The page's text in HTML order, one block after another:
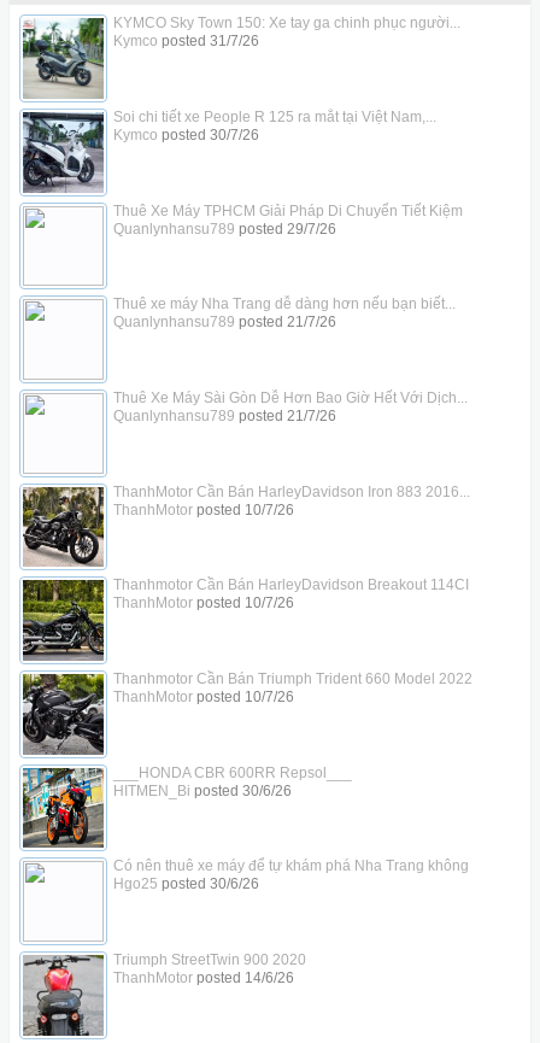
KYMCO Sky Town 150: Xe tay ga chinh phục người...
Kymco posted 31/7/26
Soi chi tiết xe People R 125 ra mắt tại Việt Nam,...
Kymco posted 30/7/26
Thuê Xe Máy TPHCM Giải Pháp Di Chuyển Tiết Kiệm
Quanlynhansu789 posted 29/7/26
Thuê xe máy Nha Trang dễ dàng hơn nếu bạn biết...
Quanlynhansu789 posted 21/7/26
Thuê Xe Máy Sài Gòn Dễ Hơn Bao Giờ Hết Với Dịch...
Quanlynhansu789 posted 21/7/26
ThanhMotor Cần Bán HarleyDavidson Iron 883 2016...
ThanhMotorposted 10/7/26
Thanhmotor Cần Bán HarleyDavidson Breakout 114CI
ThanhMotorposted 10/7/26
Thanhmotor Cần Bán Triumph Trident 660 Model 2022
ThanhMotorposted 10/7/26
___HONDA CBR 600RR Repsol___
HITMEN_Bi posted 30/6/26
Có nên thuê xe máy để tự khám phá Nha Trang không
Hgo25 posted 30/6/26
Triumph StreetTwin 900 2020
ThanhMotorposted 14/6/26